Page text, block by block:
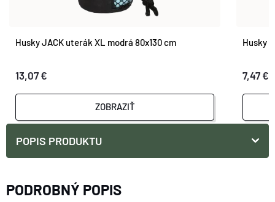
Husky JACK uterák XL modrá 80x130 cm
13,07 €
ZOBRAZIŤ
Husky
7,47 €
POPIS PRODUKTU
PODROBNÝ POPIS